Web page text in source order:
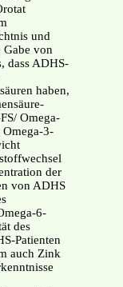
und
Gabe von
dass ADHS-
haben,
Omega-
3-
der
von ADHS
6-
des
Patienten
auch Zink